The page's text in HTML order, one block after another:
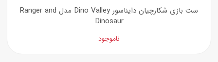
ست بازی شکارچیان دایناسور Dino Valley مدل Ranger and
Dinosaur
ناموجود